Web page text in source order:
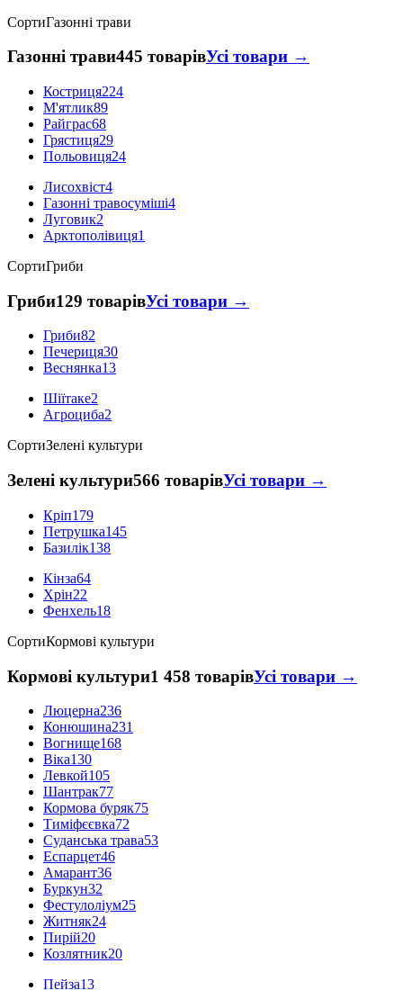
СортиГазонні трави
Газонні трави445 товарівУсі товари →
Костриця224
М'ятлик89
Райграс68
Грястиця29
Польовиця24
Лисохвіст4
Газонні травосуміші4
Луговик2
Арктополівиця1
СортиГриби
Гриби129 товарівУсі товари →
Гриби82
Печериця30
Веснянка13
Шіїтаке2
Агроциба2
СортиЗелені культури
Зелені культури566 товарівУсі товари →
Кріп179
Петрушка145
Базилік138
Кінза64
Хрін22
Фенхель18
СортиКормові культури
Кормові культури1 458 товарівУсі товари →
Люцерна236
Конюшина231
Вогнище168
Віка130
Левкой105
Шантрак77
Кормова буряк75
Тиміфєєвка72
Суданська трава53
Еспарцет46
Амарант36
Буркун32
Фестулоліум25
Житняк24
Пирій20
Козлятник20
Пейза13